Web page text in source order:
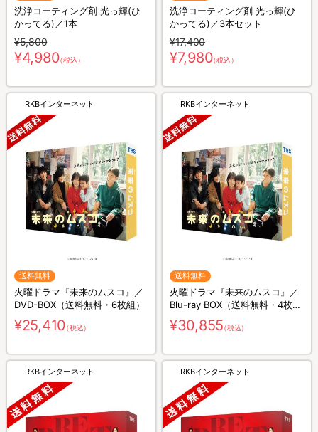
洗浄コーティング剤 光っ輝(ひ
かってる)／1本
¥5,800
¥4,980（税込）
洗浄コーティング剤 光っ輝(ひ
かってる)／3本セット
¥17,400
¥7,980（税込）
RKBインターネット
送料無料
火曜ドラマ『未来のムスコ』／
DVD-BOX（送料無料・6枚組）
¥25,410（税込）
RKBインターネット
送料無料
火曜ドラマ『未来のムスコ』／
Blu-ray BOX（送料無料・4枚
組）
¥30,855（税込）
RKBインターネット RKBインターネット